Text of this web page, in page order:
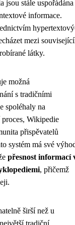
jsou stále uspořádána
informace.
mezi
látky.
možná
s tradičními
spoléhaly na
Wikipedie
přispěvatelů
systém má své
přesnost informací
, přičemž
širší než u
tradiční